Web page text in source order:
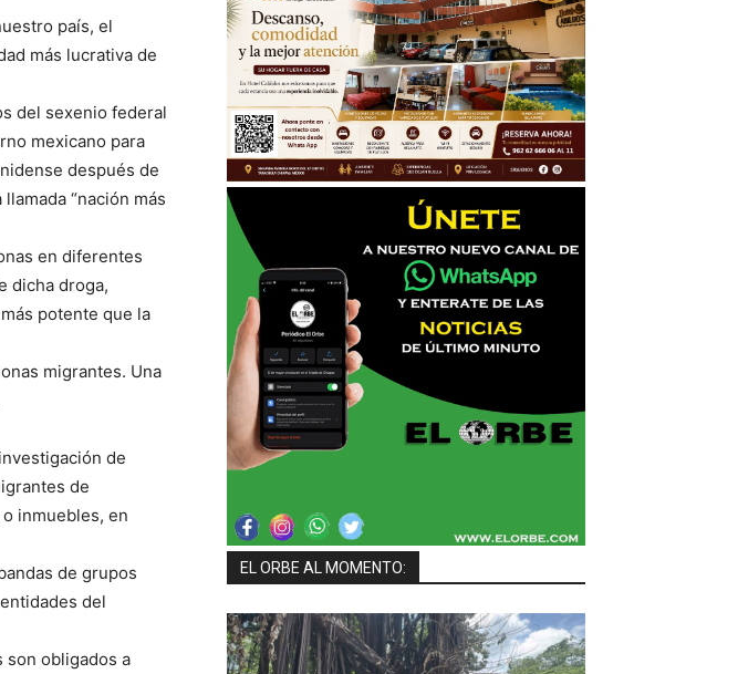
país, el
más lucrativa de
del sexenio federal
mexicano para
después de
“nación más
en diferentes
dicha droga,
potente que la
migrantes. Una
de
de
inmuebles, en
de grupos
del
son obligados a
EL ORBE AL MOMENTO: